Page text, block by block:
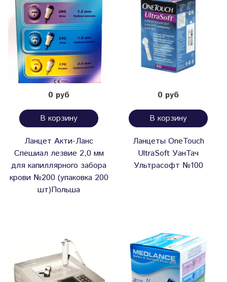
0 руб
В корзину
Ланцет Акти-Ланс
Спешиал лезвие 2,0 мм
для капиллярного забора
крови №200 (упаковка 200
шт)Польша
0 руб
В корзину
Ланцеты OneTouch
UltraSoft УанТач
Ультрасофт №100